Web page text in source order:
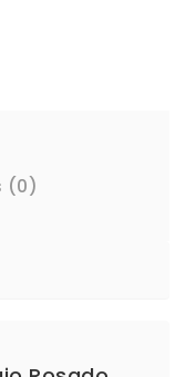
(0)